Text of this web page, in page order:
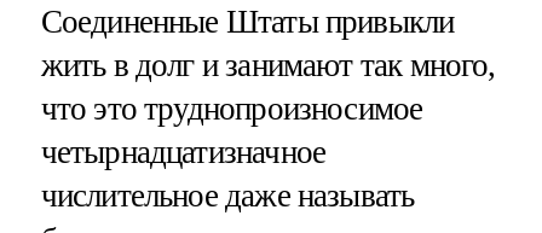
Соединенные Штаты привыкли
жить в долг и занимают так много,
что это труднопроизносимое
четырнадцатизначное
числительное даже называть